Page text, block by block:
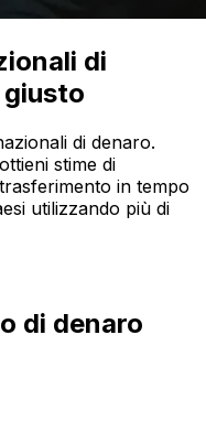
di
di denaro.
stime di
in tempo
utilizzando più di
di denaro